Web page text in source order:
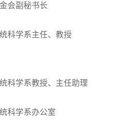
会副秘书长
科学系主任、教授
科学系教授、主任助理
科学系办公室